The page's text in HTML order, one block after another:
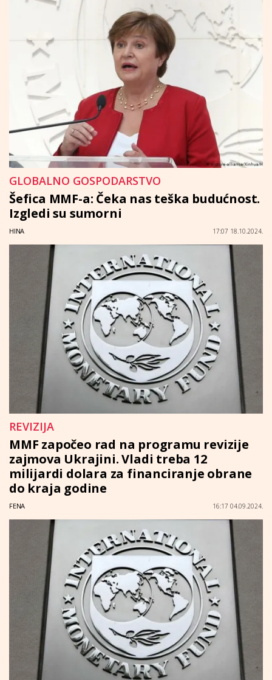
GLOBALNO GOSPODARSTVO
Šefica MMF-a: Čeka nas teška budućnost.
Izgledi su sumorni
HINA 17:07 18.10.2024.
REVIZIJA
MMF započeo rad na programu revizije
zajmova Ukrajini. Vladi treba 12
milijardi dolara za financiranje obrane
do kraja godine
FENA 16:17 04.09.2024.